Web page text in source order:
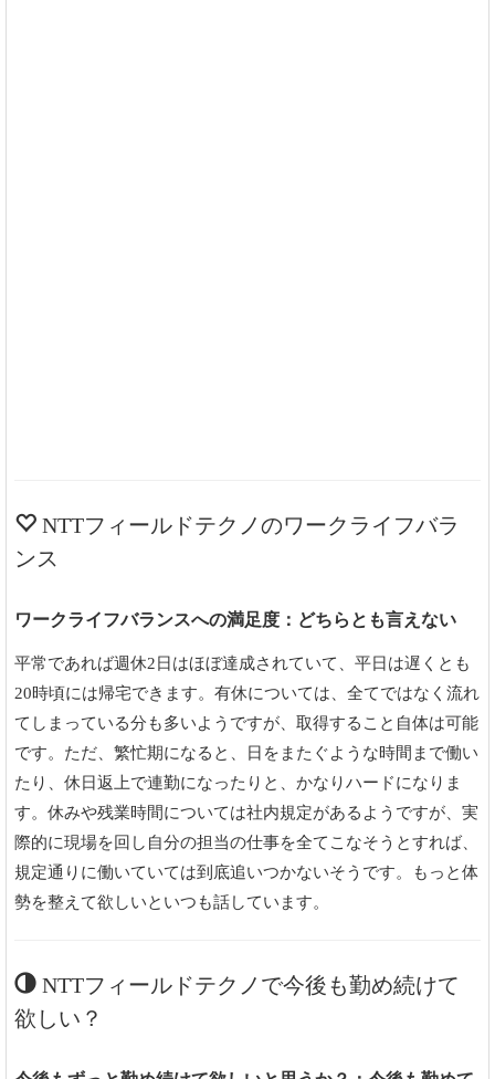
NTTフィールドテクノのワークライフバラ
ンス
ワークライフバランスへの満足度：どちらとも言えない
平常であれば週休2日はほぼ達成されていて、平日は遅くとも
20時頃には帰宅できます。有休については、全てではなく流れ
てしまっている分も多いようですが、取得すること自体は可能
です。ただ、繁忙期になると、日をまたぐような時間まで働い
たり、休日返上で連勤になったりと、かなりハードになりま
す。休みや残業時間については社内規定があるようですが、実
際的に現場を回し自分の担当の仕事を全てこなそうとすれば、
規定通りに働いていては到底追いつかないそうです。もっと体
勢を整えて欲しいといつも話しています。
NTTフィールドテクノで今後も勤め続けて
欲しい？